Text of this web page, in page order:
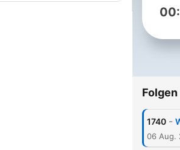
Folgen
1740 -
06 Aug.